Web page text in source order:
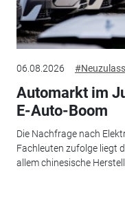
06.08.2026
Automarkt im
E-Auto-Boom
Die Nachfrage nach
Fachleuten zufolge liegt
allem chinesische